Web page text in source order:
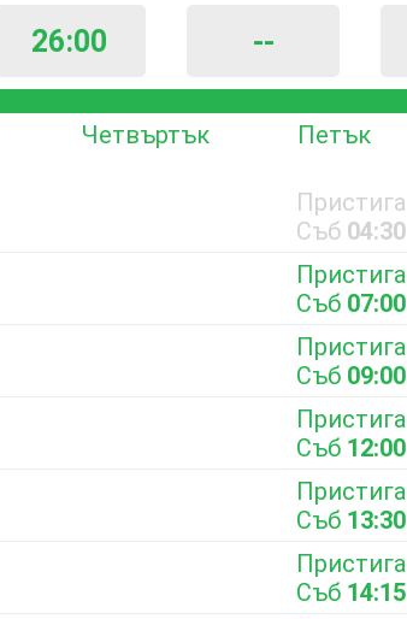
26:00 --
Четвъртък Петък
Пристига
Съб 04:30
Пристига
Съб 07:00
Пристига
Съб 09:00
Пристига
Съб 12:00
Пристига
Съб 13:30
Пристига
Съб 14:15